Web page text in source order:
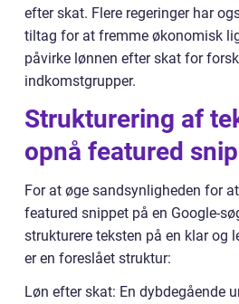
efter skat. Flere regeringer har
tiltag for at fremme økonomisk
påvirke lønnen efter skat for
indkomstgrupper.
Strukturering af
opnå featured
For at øge sandsynligheden for
featured snippet på en Google-
strukturere teksten på en klar og
er en foreslået struktur:
Løn efter skat: En dybdegående